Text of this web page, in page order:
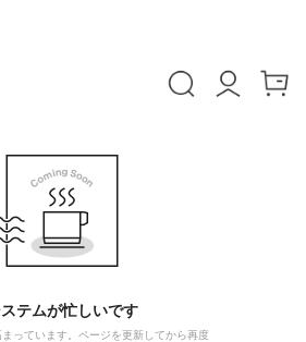
テムが忙しいです
っています。ページを更新してから再度